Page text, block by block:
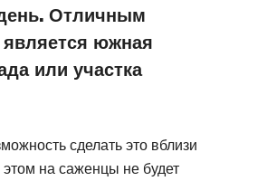
Отличным
южная
или участка
сделать это вблизи
этом на саженцы не будет